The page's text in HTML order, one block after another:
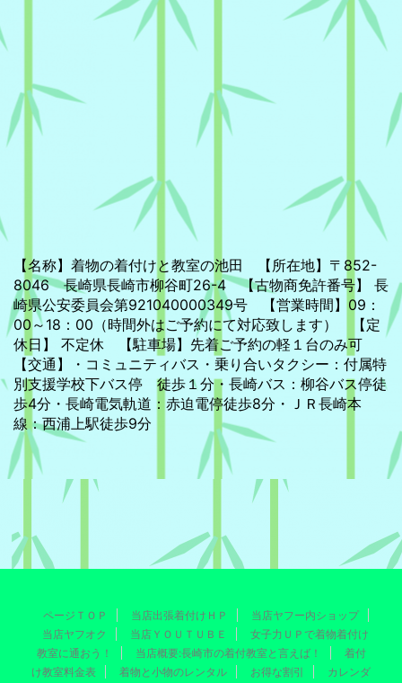
【名称】着物の着付けと教室の池田 【所在地】〒852-
8046 長崎県長崎市柳谷町26-4 【古物商免許番号】 長
崎県公安委員会第921040000349号 【営業時間】09：
00～18：00（時間外はご予約にて対応致します） 【定
休日】 不定休 【駐車場】先着ご予約の軽１台のみ可
【交通】・コミュニティバス・乗り合いタクシー：付属特
別支援学校下バス停 徒歩１分・長崎バス：柳谷バス停徒
歩4分・長崎電気軌道：赤迫電停徒歩8分・ＪＲ長崎本
線：西浦上駅徒歩9分
ページＴＯＰ 当店出張着付けＨＰ
当店ヤフー内ショップ
当店ヤフオク
当店ＹＯＵＴＵＢＥ
女子力ＵＰで着物着付け
教室に通おう！
当店概要:長崎市の着付教室と言えば！
着付
け教室料金表
着物と小物のレンタル お得な割引 カレンダ